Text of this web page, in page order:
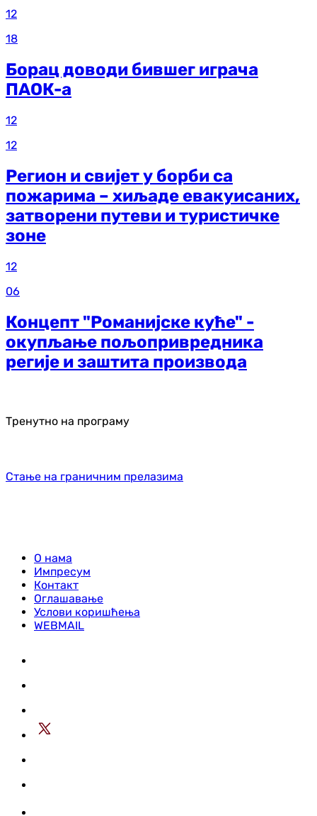
12
18
Борац доводи бившег играча
ПАОК-а
12
12
Регион и свијет у борби са
пожарима – хиљаде евакуисаних,
затворени путеви и туристичке
зоне
12
06
Концепт "Романијске куће" -
окупљање пољопривредника
регије и заштита производа
Тренутно на програму
Стање на граничним прелазима
О нама
Импресум
Контакт
Оглашавање
Услови коришћења
WEBMAIL